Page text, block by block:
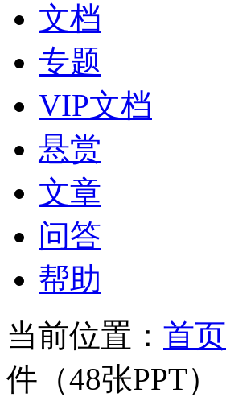
文档
专题
VIP文档
悬赏
文章
问答
帮助
当前位置： 首页
件（48张PPT）